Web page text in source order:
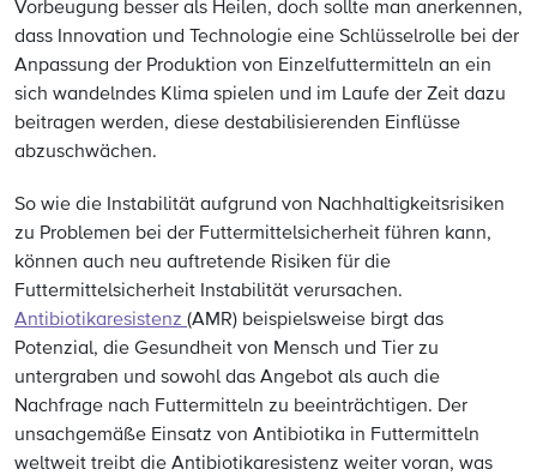
Vorbeugung besser als Heilen, doch sollte man anerkennen,
dass Innovation und Technologie eine Schlüsselrolle bei der
Anpassung der Produktion von Einzelfuttermitteln an ein
sich wandelndes Klima spielen und im Laufe der Zeit dazu
beitragen werden, diese destabilisierenden Einflüsse
abzuschwächen.
So wie die Instabilität aufgrund von Nachhaltigkeitsrisiken
zu Problemen bei der Futtermittelsicherheit führen kann,
können auch neu auftretende Risiken für die
Futtermittelsicherheit Instabilität verursachen.
Antibiotikaresistenz (AMR) beispielsweise birgt das
Potenzial, die Gesundheit von Mensch und Tier zu
untergraben und sowohl das Angebot als auch die
Nachfrage nach Futtermitteln zu beeinträchtigen. Der
unsachgemäße Einsatz von Antibiotika in Futtermitteln
weltweit treibt die Antibiotikaresistenz weiter voran, was